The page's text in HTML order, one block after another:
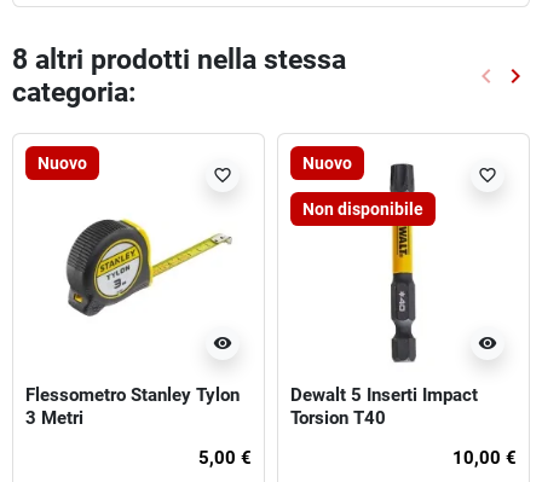
8 altri prodotti nella stessa
categoria:
keyboard_arrow_left keyboard_arrow_right
Nuovo
visibility
favorite_border
Flessometro Stanley Tylon
3 Metri
5,00 €
Nuovo
Non disponibile
visibility
favorite_border
Dewalt 5 Inserti Impact
Torsion T40
10,00 €